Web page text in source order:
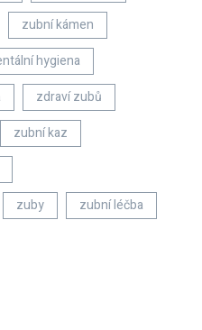
zubní kámen
hygiena
zdraví zubů
zubní kaz
zuby
zubní léčba